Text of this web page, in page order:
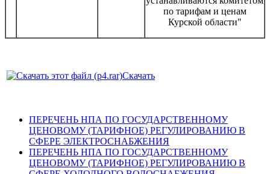
по тарифам и ценам
Курской области"
Скачать
ПЕРЕЧЕНЬ НПА ПО ГОСУДАРСТВЕННОМУ
ЦЕНОВОМУ (ТАРИФНОЕ) РЕГУЛИРОВАНИЮ В
СФЕРЕ ЭЛЕКТРОСНАБЖЕНИЯ
ПЕРЕЧЕНЬ НПА ПО ГОСУДАРСТВЕННОМУ
ЦЕНОВОМУ (ТАРИФНОЕ) РЕГУЛИРОВАНИЮ В